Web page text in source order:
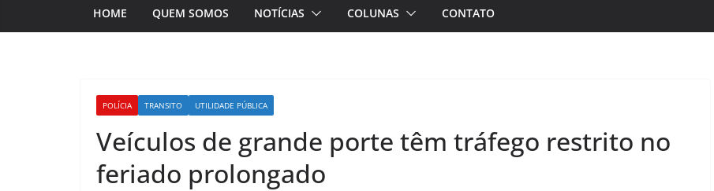
HOME QUEM SOMOS NOTÍCIAS COLUNAS CONTATO
POLÍCIA TRANSITO UTILIDADE PÚBLICA
Veículos de grande porte têm tráfego restrito no
feriado prolongado